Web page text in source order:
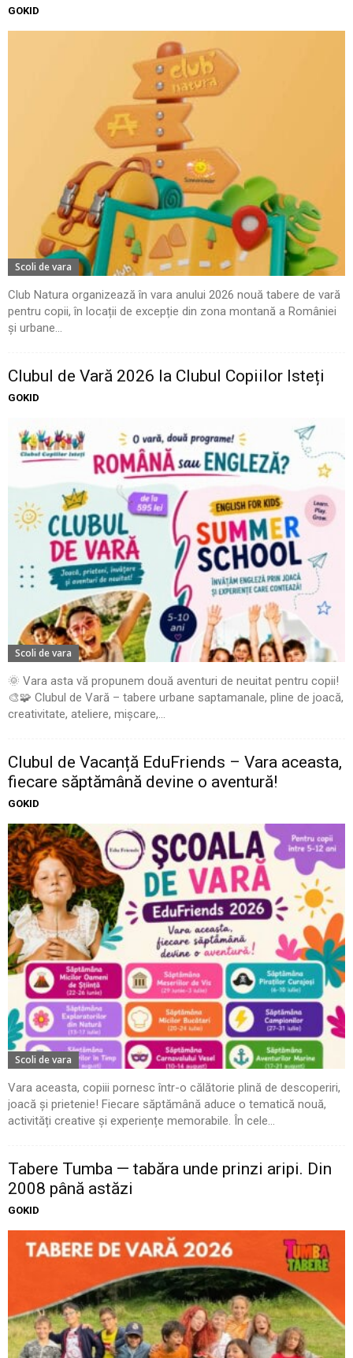
GOKID
Scoli de vara
Club Natura organizează în vara anului 2026 nouă tabere de vară
pentru copii, în locații de excepție din zona montană a României
și urbane...
Clubul de Vară 2026 la Clubul Copiilor Isteți
GOKID
Scoli de vara
🌞 Vara asta vă propunem două aventuri de neuitat pentru copii!
🎨🧩 Clubul de Vară – tabere urbane saptamanale, pline de joacă,
creativitate, ateliere, mișcare,...
Clubul de Vacanță EduFriends – Vara aceasta,
fiecare săptămână devine o aventură!
GOKID
Scoli de vara
Vara aceasta, copiii pornesc într-o călătorie plină de descoperiri,
joacă și prietenie! Fiecare săptămână aduce o tematică nouă,
activități creative și experiențe memorabile. În cele...
Tabere Tumba — tabăra unde prinzi aripi. Din
2008 până astăzi
GOKID